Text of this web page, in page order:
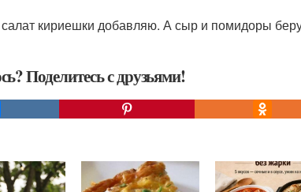
кириешки добавляю. А сыр и помидоры
Поделитесь с друзьями!